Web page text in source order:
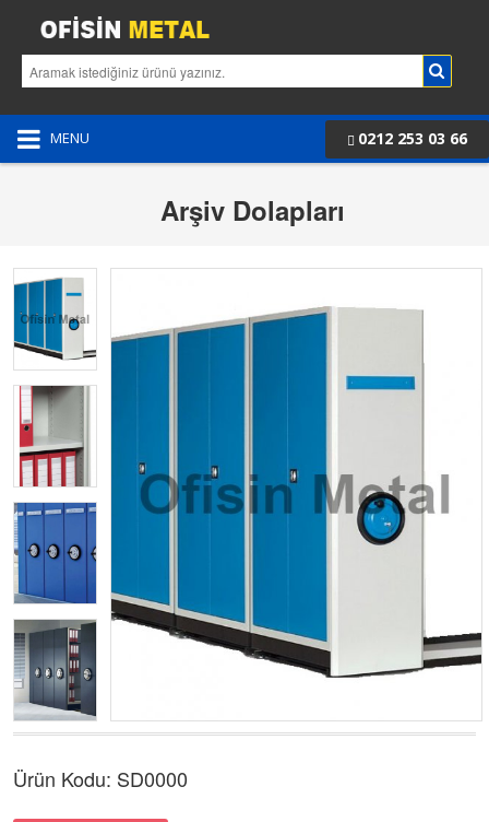
0212 253 03 66
MENU
Arşiv Dolapları
Ürün Kodu: SD0000